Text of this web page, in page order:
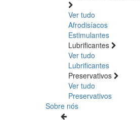
Ver tudo
Afrodisíacos
Estimulantes
Lubrificantes
Ver tudo
Lubrificantes
Preservativos
Ver tudo
Preservativos
Sobre nós